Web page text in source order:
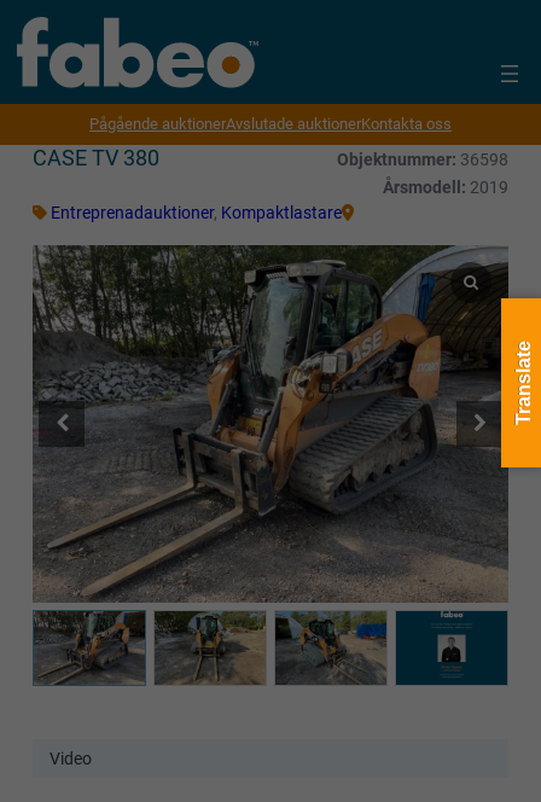
Pågående auktionerAvslutade auktionerKontakta oss
CASE TV 380 Objektnummer: 36598
Årsmodell: 2019
Entreprenadauktioner, Kompaktlastare
Video
Translate